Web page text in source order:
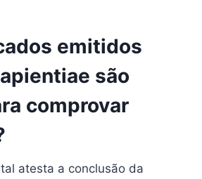
emitidos
são
comprovar
atesta a conclusão da